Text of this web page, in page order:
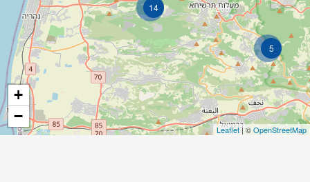
5
14 265
+
−
Leaflet| ©OpenStreetMap